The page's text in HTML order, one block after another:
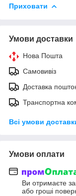
Приховати
Умови доставки
Нова Пошта
Самовивіз
Доставка
Транспортна
Всі умови
Умови оплати
Ви отримаєте
або гроші